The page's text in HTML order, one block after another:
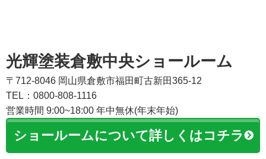
光輝塗装倉敷中央ショールーム
〒712-8046 岡山県倉敷市福田町古新田365-12
TEL：0800-808-1116
営業時間 9:00~18:00 年中無休(年末年始)
ショールームについて詳しくはコチラ